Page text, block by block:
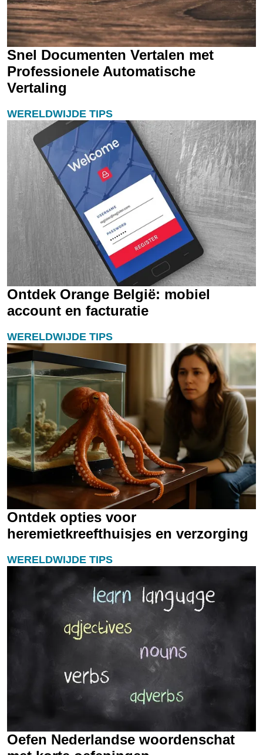
Snel Documenten Vertalen met
Professionele Automatische
Vertaling
WERELDWIJDE TIPS
Ontdek Orange België: mobiel
account en facturatie
WERELDWIJDE TIPS
Ontdek opties voor
heremietkreefthuisjes en verzorging
WERELDWIJDE TIPS
Oefen Nederlandse woordenschat